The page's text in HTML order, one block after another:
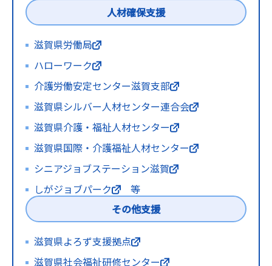
人材確保支援
滋賀県労働局
ハローワーク
介護労働安定センター滋賀支部
滋賀県シルバー人材センター連合会
滋賀県介護・福祉人材センター
滋賀県国際・介護福祉人材センター
シニアジョブステーション滋賀
しがジョブパーク
等
その他支援
滋賀県よろず支援拠点
滋賀県社会福祉研修センター